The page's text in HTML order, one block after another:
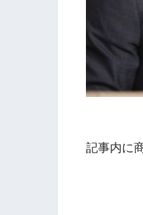
記事内に